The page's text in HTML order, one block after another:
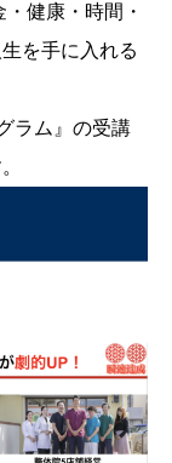
健康・時間・
を手に入れる
ラム』の受講